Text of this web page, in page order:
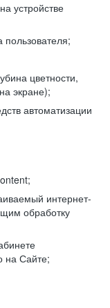
устройстве
пользователя;
цветности,
экране);
автоматизации
интернет-
обработку
на Сайте;